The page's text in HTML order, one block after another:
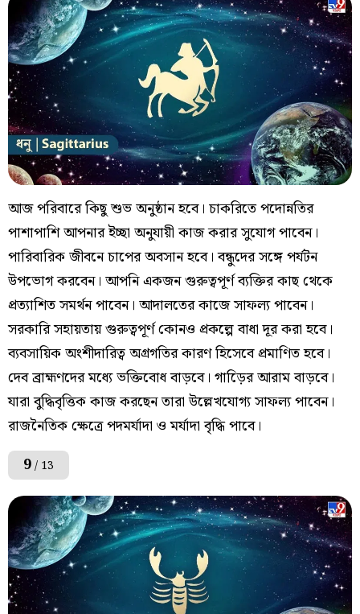
আজ পরিবারে কিছু শুভ অনুষ্ঠান হবে। চাকরিতে পদোন্নতির
পাশাপাশি আপনার ইচ্ছা অনুযায়ী কাজ করার সুযোগ পাবেন।
পারিবারিক জীবনে চাপের অবসান হবে। বন্ধুদের সঙ্গে পর্যটন
উপভোগ করবেন। আপনি একজন গুরুত্বপূর্ণ ব্যক্তির কাছ থেকে
প্রত্যাশিত সমর্থন পাবেন। আদালতের কাজে সাফল্য পাবেন।
সরকারি সহায়তায় গুরুত্বপূর্ণ কোনও প্রকল্পে বাধা দূর করা হবে।
ব্যবসায়িক অংশীদারিত্ব অগ্রগতির কারণ হিসেবে প্রমাণিত হবে।
দেব ব্রাহ্মণদের মধ্যে ভক্তিবোধ বাড়বে। গাড়িের আরাম বাড়বে।
যারা বুদ্ধিবৃত্তিক কাজ করছেন তারা উল্লেখযোগ্য সাফল্য পাবেন।
রাজনৈতিক ক্ষেত্রে পদমর্যাদা ও মর্যাদা বৃদ্ধি পাবে।
9/ 13